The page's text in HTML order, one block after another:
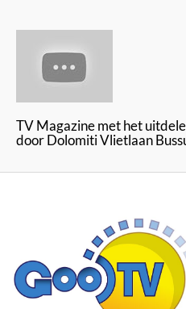
TV Magazine met het
door Dolomiti Vlietlaan